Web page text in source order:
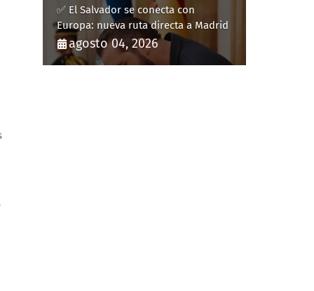
✅ El Salvador se conecta con
Europa: nueva ruta directa a Madrid
agosto 04, 2026